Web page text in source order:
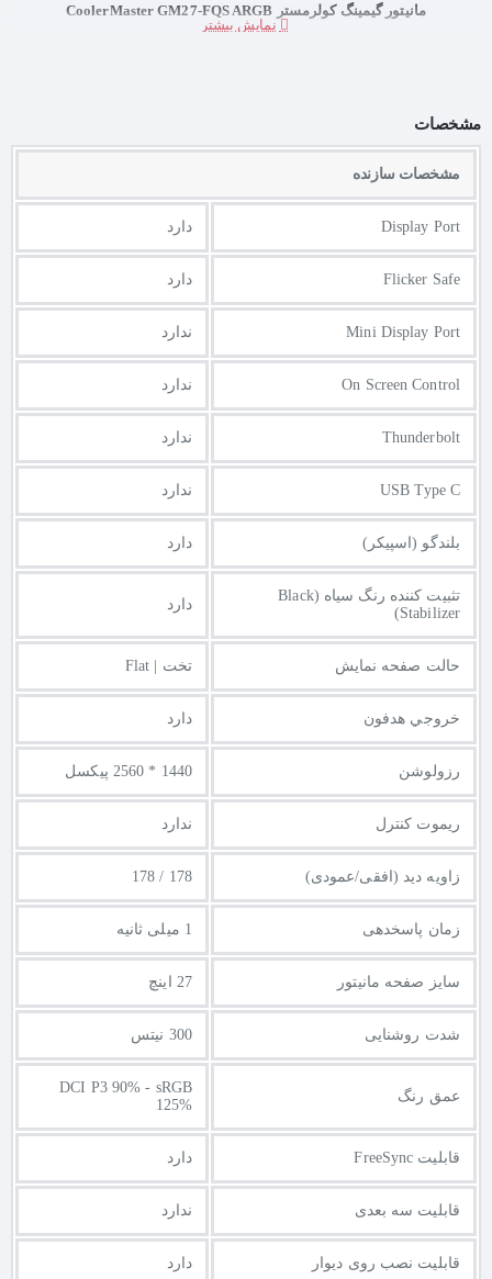
مانیتور گیمینگ کولرمستر CoolerMaster GM27-FQS ARGB
مشخصات
مشخصات سازنده
Display Port دارد
Flicker Safe دارد
Mini Display Port ندارد
On Screen Control ندارد
Thunderbolt ندارد
USB Type C ندارد
بلندگو (اسپیکر) دارد
تثبیت کننده رنگ سیاه (Black
Stabilizer)
دارد
حالت صفحه نمایش تخت | Flat
خروجي هدفون دارد
رزولوشن 1440 * 2560 پیکسل
ریموت کنترل ندارد
زاویه دید (افقی/عمودی) 178 / 178
زمان پاسخدهی 1 میلی ثانیه
سایز صفحه مانیتور 27 اینچ
شدت روشنایی 300 نیتس
عمق رنگ
DCI P3 90% - sRGB
125%
قابلیت FreeSync دارد
قابلیت سه بعدی ندارد
قابلیت نصب روی دیوار دارد